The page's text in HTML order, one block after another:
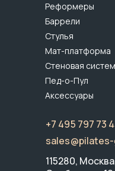
Реформеры
Стулья
Баррели
Аксессуары
Стеновая
Пед-о-Пул
Мат-платформа
+7 495 797 73
115280,